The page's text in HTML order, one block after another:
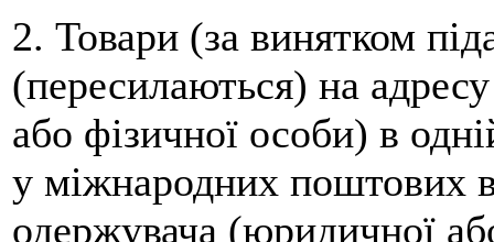
2. Товари (за винятком
(пересилаються) на
або фізичної особи) в
у міжнародних поштових
одержувача (юридичної